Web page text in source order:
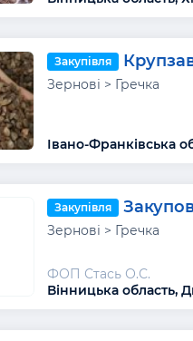
Закупівля
Зернові > Гречка
Івано-Франківська
Закупівля
Зернові > Гречка
ФОП Стась О.С.
Вінницька область,